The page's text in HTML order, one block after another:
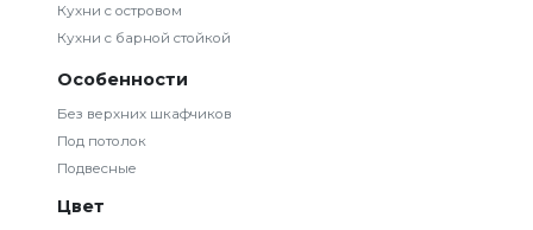
Кухни с островом
Кухни с барной стойкой
Особенности
Без верхних шкафчиков
Под потолок
Подвесные
Цвет